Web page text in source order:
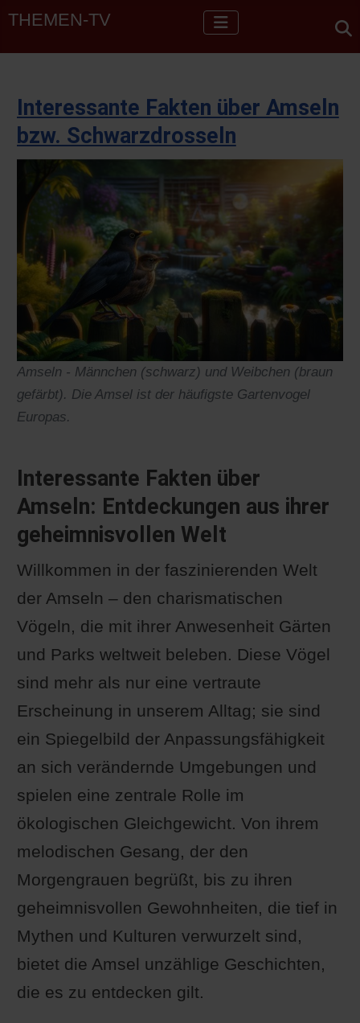
THEMEN-TV
Interessante Fakten über Amseln
bzw. Schwarzdrosseln
Amseln - Männchen (schwarz) und Weibchen (braun
gefärbt). Die Amsel ist der häufigste Gartenvogel
Europas.
Interessante Fakten über
Amseln: Entdeckungen aus ihrer
geheimnisvollen Welt
Willkommen in der faszinierenden Welt
der Amseln – den charismatischen
Vögeln, die mit ihrer Anwesenheit Gärten
und Parks weltweit beleben. Diese Vögel
sind mehr als nur eine vertraute
Erscheinung in unserem Alltag; sie sind
ein Spiegelbild der Anpassungsfähigkeit
an sich verändernde Umgebungen und
spielen eine zentrale Rolle im
ökologischen Gleichgewicht. Von ihrem
melodischen Gesang, der den
Morgengrauen begrüßt, bis zu ihren
geheimnisvollen Gewohnheiten, die tief in
Mythen und Kulturen verwurzelt sind,
bietet die Amsel unzählige Geschichten,
die es zu entdecken gilt.